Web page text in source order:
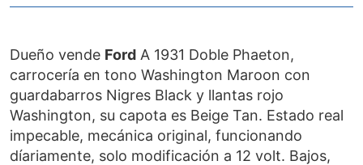
Dueño vende Ford A 1931 Doble Phaeton,
carrocería en tono Washington Maroon con
guardabarros Nigres Black y llantas rojo
Washington, su capota es Beige Tan. Estado real
impecable, mecánica original, funcionando
díariamente, solo modificación a 12 volt. Bajos,